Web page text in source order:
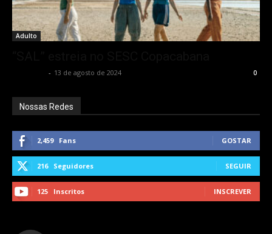
Adulto
- 13 de agosto de 2024 0
Nossas Redes
2,459 Fans GOSTAR
216 Seguidores SEGUIR
125 Inscritos INSCREVER